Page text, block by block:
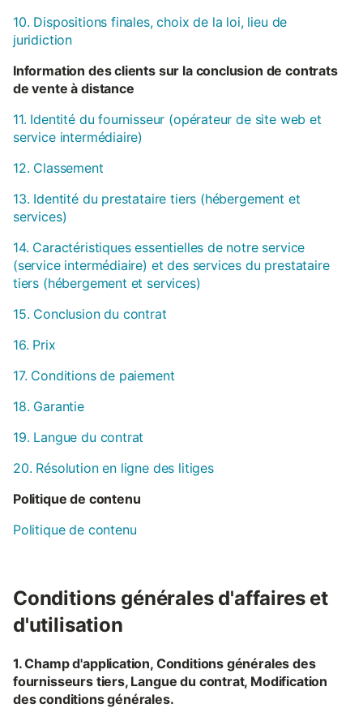
10. Dispositions finales, choix de la loi, lieu de
juridiction
Information des clients sur la conclusion de contrats
de vente à distance
11. Identité du fournisseur (opérateur de site web et
service intermédiaire)
12. Classement
13. Identité du prestataire tiers (hébergement et
services)
14. Caractéristiques essentielles de notre service
(service intermédiaire) et des services du prestataire
tiers (hébergement et services)
15. Conclusion du contrat
16. Prix
17. Conditions de paiement
18. Garantie
19. Langue du contrat
20. Résolution en ligne des litiges
Politique de contenu
Politique de contenu
Conditions générales d'affaires et
d'utilisation
1. Champ d'application, Conditions générales des
fournisseurs tiers, Langue du contrat, Modification
des conditions générales.